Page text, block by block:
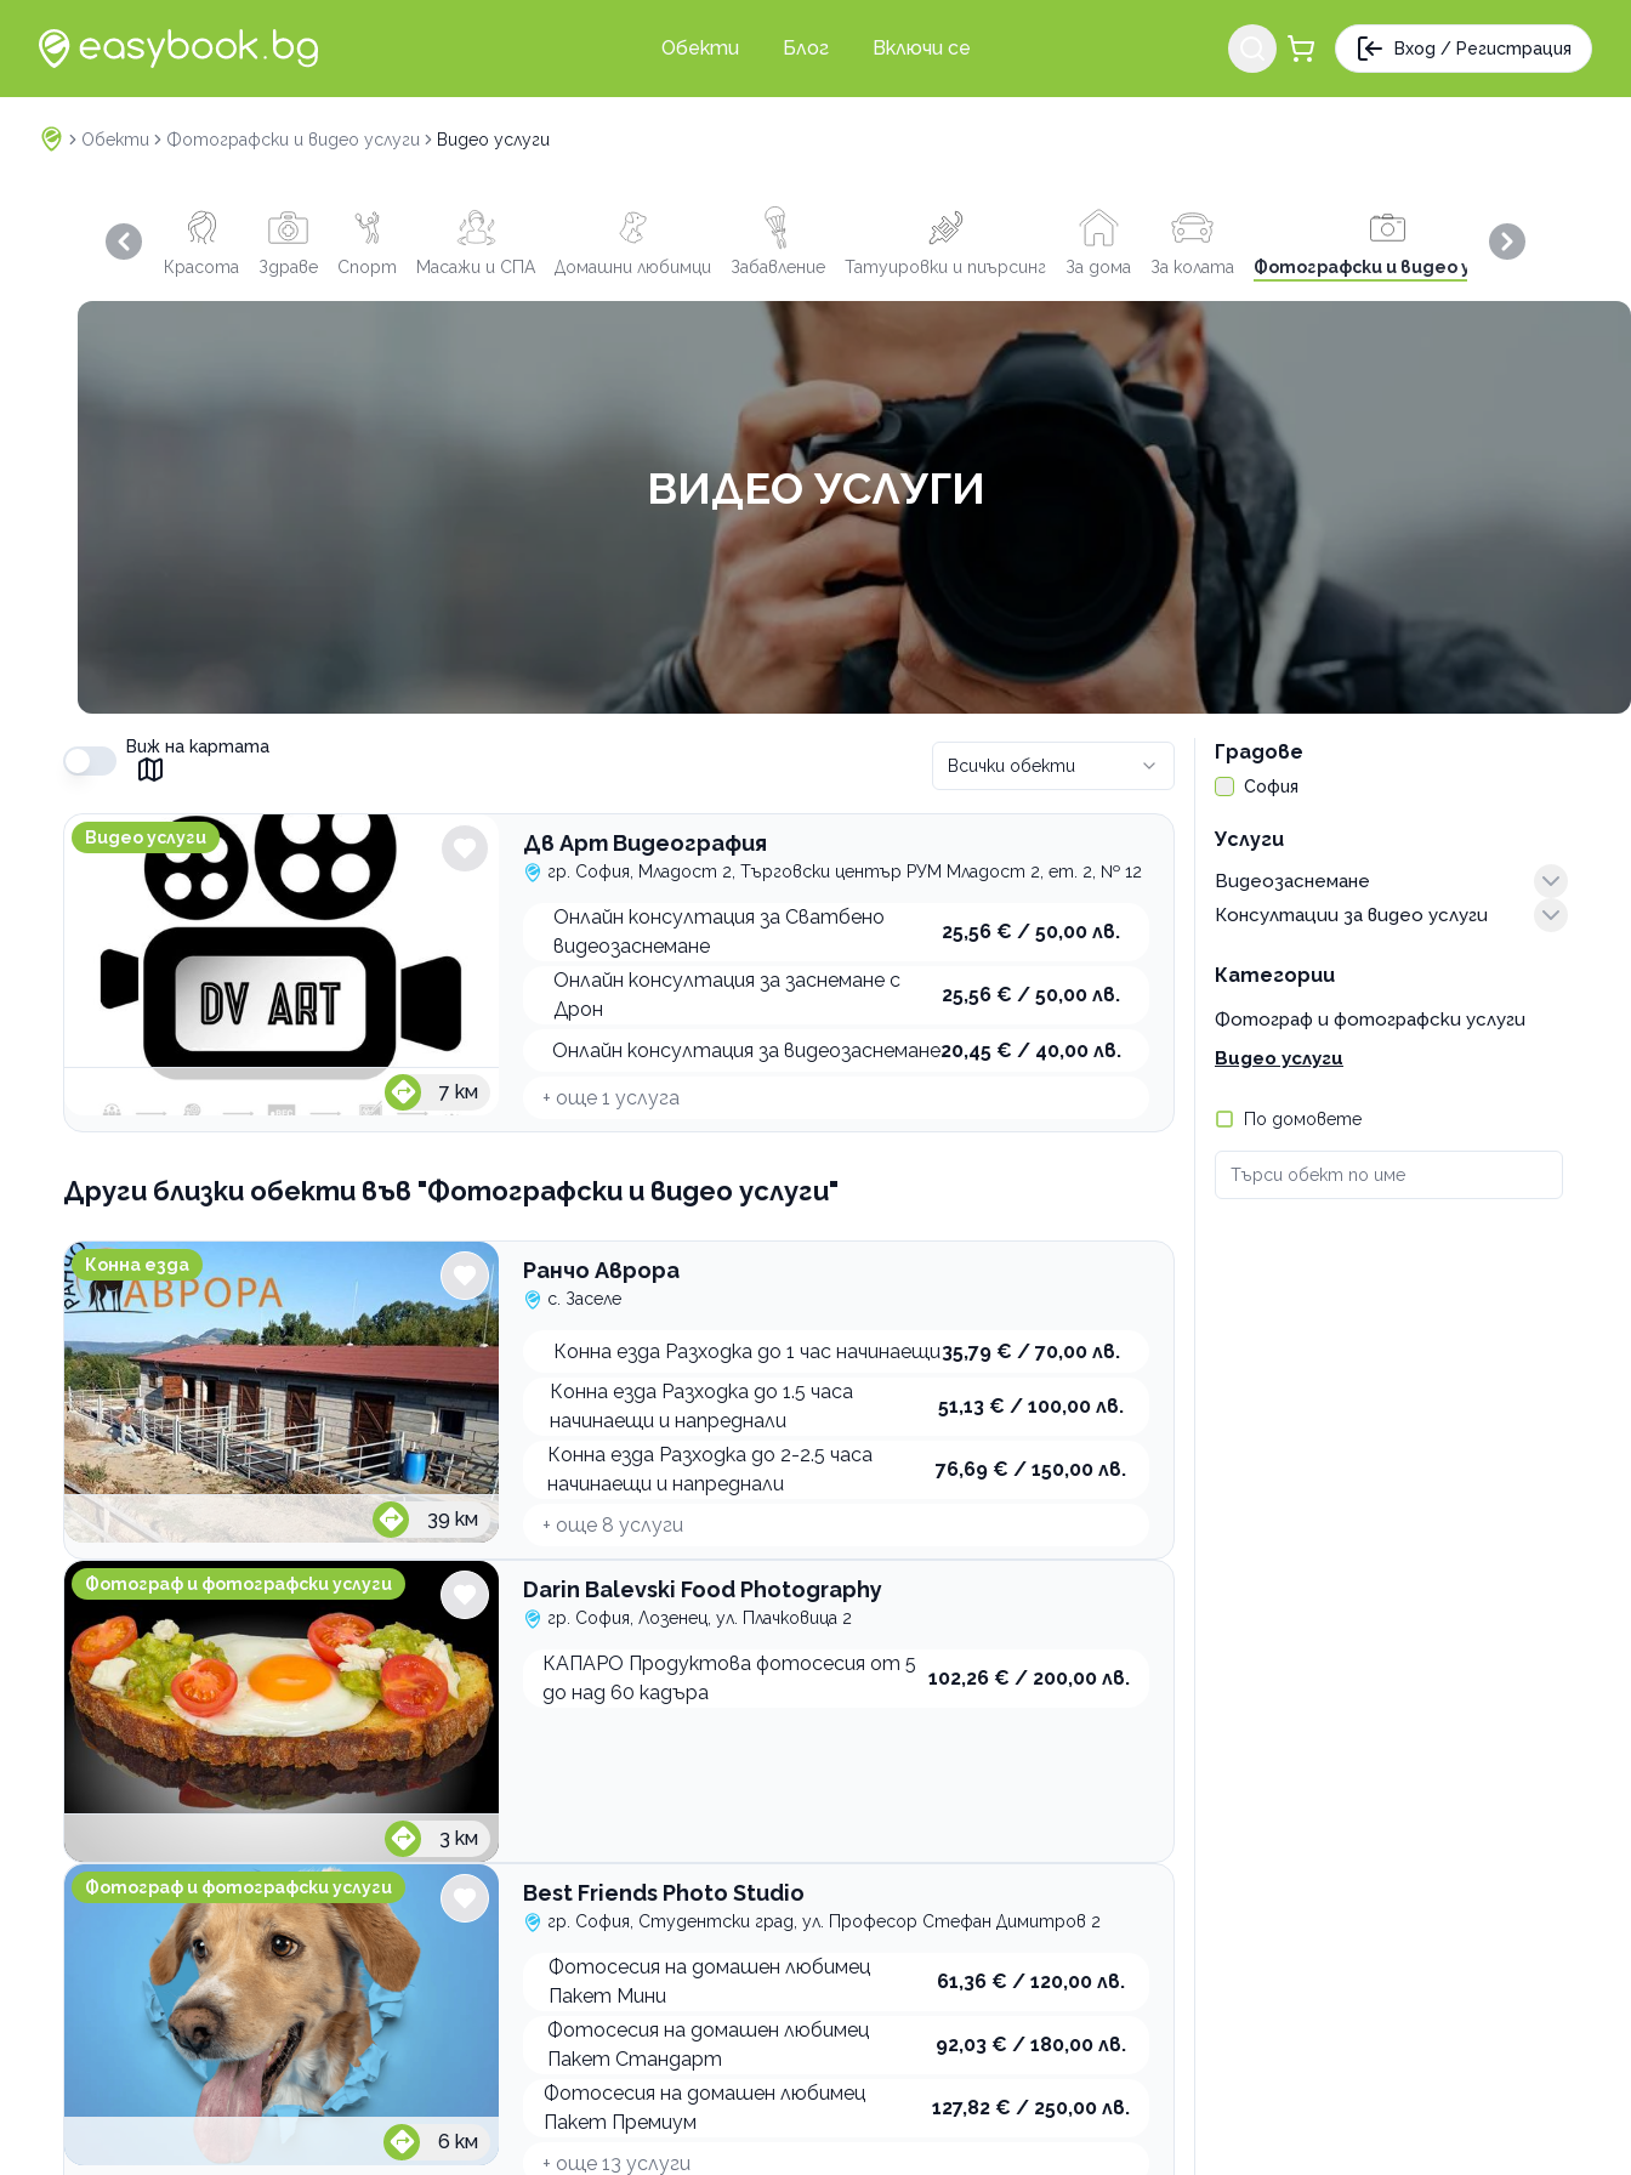
Обекти Блог Включи се Вход / Регистрация
Обекти Фотографски и видео услуги Видео услуги
Красота Здраве Спорт Масажи и СПА Домашни любимци Забавление Татуировки и пиърсинг За дома За колата Фотографски и видео услуги
Previous slide Next slide
ВИДЕО УСЛУГИ
Виж на картата
Всички обекти
Дв Арт Видеография
Видео услуги
7 км
Дв Арт Видеография
гр. София, Младост 2, Търговски център РУМ Младост 2, ет. 2, № 12
Онлайн консултация за Сватбено
видеозаснемане
25,56 € / 50,00 лв.
Онлайн консултация за заснемане с
Дрон
25,56 € / 50,00 лв.
Онлайн консултация за видеозаснемане20,45 € / 40,00 лв.
+ още 1 услуга
Други близки обекти във "Фотографски и видео услуги"
Ранчо Аврора
Конна езда
39 км
Ранчо Аврора
с. Заселе
Конна езда Разходка до 1 час начинаещи35,79 € / 70,00 лв.
Конна езда Разходка до 1.5 часа
начинаещи и напреднали
51,13 € / 100,00 лв.
Конна езда Разходка до 2-2.5 часа
начинаещи и напреднали
76,69 € / 150,00 лв.
+ още 8 услуги
Darin Balevski Food Photography
Фотограф и фотографски услуги
3 км
Darin Balevski Food Photography
гр. София, Лозенец, ул. Плачковица 2
КАПАРО Продуктова фотосесия от 5
до над 60 кадъра
102,26 € / 200,00 лв.
Best Friends Photo Studio
Фотограф и фотографски услуги
6 км
Best Friends Photo Studio
гр. София, Студентски град, ул. Професор Стефан Димитров 2
Фотосесия на домашен любимец
Пакет Мини
61,36 € / 120,00 лв.
Фотосесия на домашен любимец
Пакет Стандарт
92,03 € / 180,00 лв.
Фотосесия на домашен любимец
Пакет Премиум
127,82 € / 250,00 лв.
+ още 13 услуги
Градове
София
Услуги
Видеозаснемане
заснемане на събитие
Консултации за видео услуги
видеозаснемане на сватба
заснемане с дрон
Категории
Фотограф и фотографски услуги
Видео услуги
По домовете